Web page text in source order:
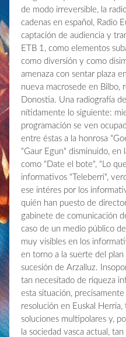
de modo irreversible, la
cadenas en español, Radio
captación de audiencia y
ETB 1, como elementos
como diversión y como
amenaza con sentar plaza
nueva macrosede en Bilbo,
Donostia. Una radiografía
nítidamente lo siguiente:
programación se ven
entre éstas a la honrosa
"Gaur Egun" disminuido, en
como "Date el bote", "Lo
informativos "Teleberri",
ese intéres por los
quién han puesto de
gabinete de comunicación
caso de un medio público
muy visibles en los
en torno a la suerte del
sucesión de Arzalluz.
tan necesitado de riqueza
esta situación,
resolución en Euskal
soluciones multipolares y,
la sociedad vasca actual,